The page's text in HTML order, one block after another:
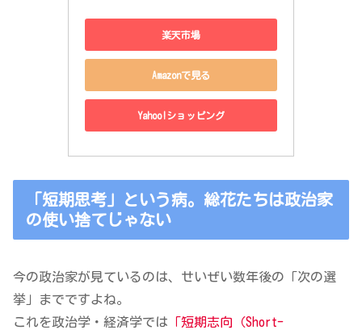
楽天市場
Amazonで見る
Yahoo!ショッピング
「短期思考」という病。総花たちは政治家
の使い捨てじゃない
今の政治家が見ているのは、せいぜい数年後の「次の選
挙」までですよね。
これを政治学・経済学では 「短期志向（Short-